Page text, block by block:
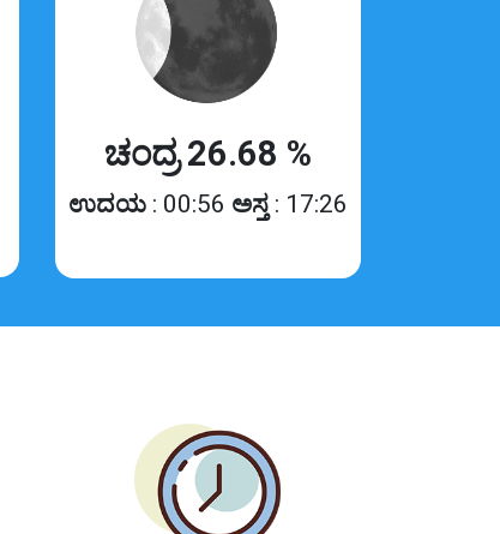
ಚಂದ್ರ 26.68 %
ಉದಯ : 00:56 ಅಸ್ತ : 17:26